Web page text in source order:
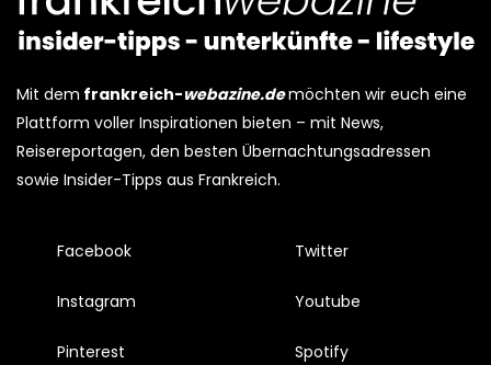
gebruikerservaring te bieden. Ook plaatsen wij cookies
van derde partijen om gepersonaliseerde advertenties te
beheren via ‘Zelf instellen’. Klik je op ‘Accepteren en
doorgaan’ dan ga je akkoord met het gebruik van alle
Mit dem frankreich-webazine.demöchten wir euch eine
Plattform voller Inspirationen bieten – mit News,
Reisereportagen, den besten Übernachtungsadressen
sowie Insider-Tipps aus Frankreich.
Facebook
Instagram
Pinterest
Twitter
Youtube
Spotify